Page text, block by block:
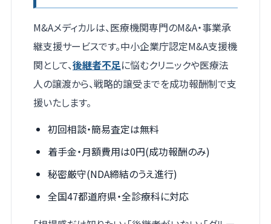
M&Aメディカルは、医療機関専門のM&A・事業承
継支援サービスです。中小企業庁認定M&A支援機
関として、後継者不足に悩むクリニックや医療法
人の譲渡から、戦略的譲受までを成功報酬制で支
援いたします。
初回相談・簡易査定は無料
着手金・月額費用は0円(成功報酬のみ)
秘密厳守(NDA締結のうえ進行)
全国47都道府県・全診療科に対応